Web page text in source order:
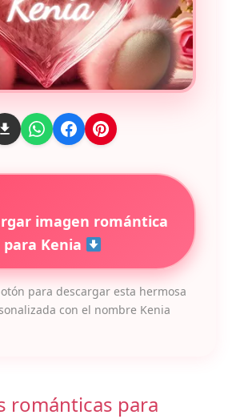
imagen romántica
para Kenia
para descargar esta hermosa
con el nombre Kenia
románticas para